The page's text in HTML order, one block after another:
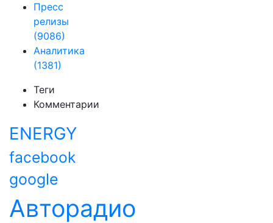
Пресс
релизы
(9086)
Аналитика
(1381)
Теги
Комментарии
ENERGY
facebook
google
Авторадио